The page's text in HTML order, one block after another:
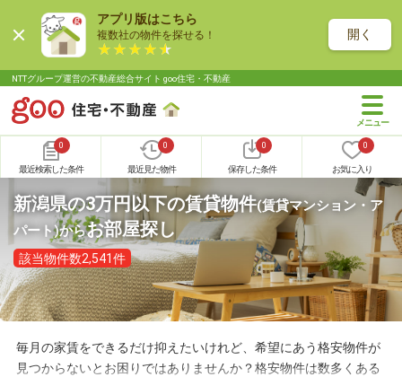
アプリ版はこちら
複数社の物件を探せる！ 開く
NTTグループ運営の不動産総合サイト goo住宅・不動産
0
最近検索した条件
0
最近見た物件
0
保存した条件
0
お気に入り
新潟県の3万円以下の賃貸物件(賃貸マンション・ア
パート)からお部屋探し
該当物件数2,541件
毎月の家賃をできるだけ抑えたいけれど、希望にあう格安物件が
見つからないとお困りではありませんか？格安物件は数多くある